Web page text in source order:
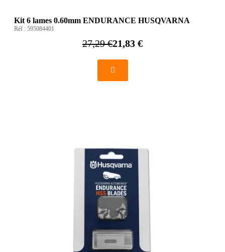
Kit 6 lames 0.60mm ENDURANCE HUSQVARNA
Réf : 595084401
27,29 €21,83 €